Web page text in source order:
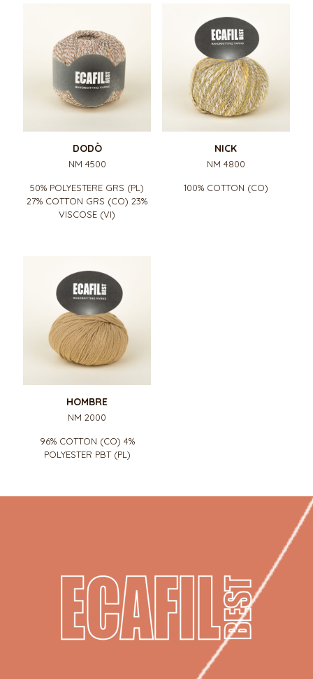
DODÒ
NM 4500
50% POLYESTERE GRS (PL)
27% COTTON GRS (CO) 23%
VISCOSE (VI)
NICK
NM 4800
100% COTTON (CO)
HOMBRE
NM 2000
96% COTTON (CO) 4%
POLYESTER PBT (PL)